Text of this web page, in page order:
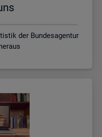
der Bundesagentur